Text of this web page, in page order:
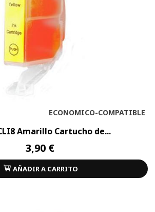
ECONOMICO-COMPATIBLE
Amarillo Cartucho de...
3,90 €
AÑADIR A CARRITO